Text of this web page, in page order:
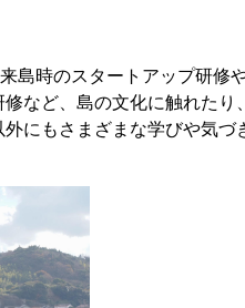
来島時のスタートアップ研修
など、島の文化に触れたり
にもさまざまな学びや気づ